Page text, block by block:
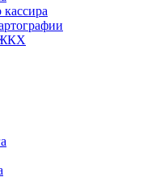
кассира
ЖКХ